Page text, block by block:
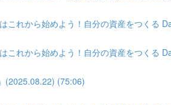
これから始めよう！自分の資産をつくる
これから始めよう！自分の資産をつくる
(2025.08.22) (75:06)